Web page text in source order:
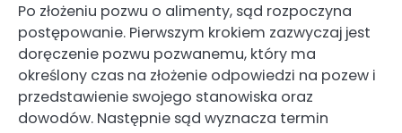
Po złożeniu pozwu o alimenty, sąd rozpoczyna
postępowanie. Pierwszym krokiem zazwyczaj jest
doręczenie pozwu pozwanemu, który ma
określony czas na złożenie odpowiedzi na pozew i
przedstawienie swojego stanowiska oraz
dowodów. Następnie sąd wyznacza termin